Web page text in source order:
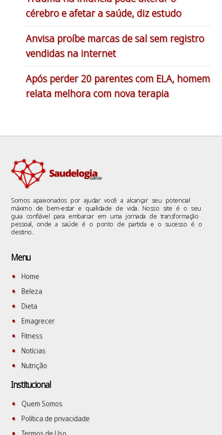
cérebro e afetar a saúde, diz estudo
Anvisa proíbe marcas de sal sem registro
vendidas na internet
Após perder 20 parentes com ELA, homem
relata melhora com nova terapia
Somos apaixonados por ajudar você a alcançar seu potencial
máximo de bem-estar e qualidade de vida. Nosso site é o seu
guia confiável para embarcar em uma jornada de transformação
pessoal, onde a saúde é o ponto de partida e o sucesso é o
destino.
Menu
Home
Beleza
Dieta
Emagrecer
Fitness
Notícias
Nutrição
Institucional
Quem Somos
Política de privacidade
Termos de Uso